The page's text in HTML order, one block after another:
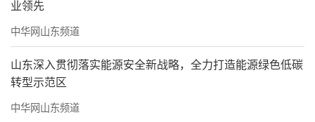
业领先
中华网山东频道
山东深入贯彻落实能源安全新战略，全力打造能源绿色低碳
转型示范区
中华网山东频道